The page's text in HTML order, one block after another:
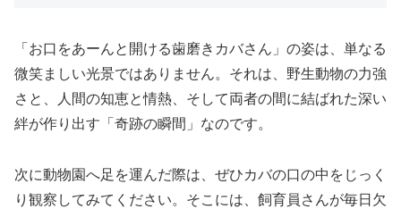
「お口をあーんと開ける歯磨きカバさん」の姿は、単なる
微笑ましい光景ではありません。それは、野生動物の力強
さと、人間の知恵と情熱、そして両者の間に結ばれた深い
絆が作り出す「奇跡の瞬間」なのです。
次に動物園へ足を運んだ際は、ぜひカバの口の中をじっく
り観察してみてください。そこには、飼育員さんが毎日欠